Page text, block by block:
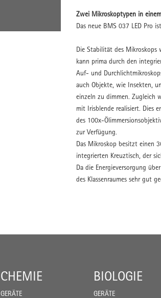
Zwei Mikroskoptypen in
Das neue BMS 037 LED Pro
Die Stabilität des Mikroskops
kann prima durch den
Auf- und
auch Objekte, wie Insekten,
einzeln zu dimmen. Zugleich
mit Irisblende realisiert. Dies
des 100x-
zur Verfügung.
Das Mikroskop besitzt einen
integrierten Kreuztisch, der
Da die Energieversorgung
des Klassenraumes sehr gut
CHEMIE
GERÄTE
BIOLOGIE
GERÄTE